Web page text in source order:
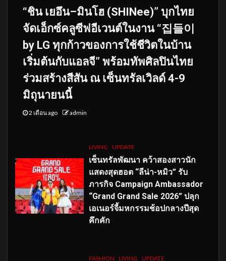
“ชิน เยอึน–มินโฮ (SHINee)” บุกไทย
จัดเอ็กซ์คลูซีฟอีเวนต์ในงาน “집들이
by LG ทุกก้าวของการใช้ชีวิตในบ้าน
เริ่มต้นกับแอลจี” พร้อมทัพศิลปินไทย
ร่วมสร้างสีสัน ณ เซ็นทรัลเวิลด์ 4-9
มิถุนายนนี้
2 เดือน ago admin
LIVING UPDATE
เซ็นทรัลพัฒนา คว้าสองสาวนัก
แสดงสุดฮอต “ลีน่า-หมิว” รับ
ภารกิจ Campaign Ambassador
“Grand Grand Sale 2026” ปลุก
เอเนอร์จี้มหกรรมช้อปกลางปีสุด
คึกคัก
FASHION LIVING UPDATE